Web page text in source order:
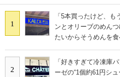
1
「5本買ったけど、も
ンとオリーブのめん
たいからそうめんを
2
「好きすぎて冷凍庫
ーゼの“1個約61円シ